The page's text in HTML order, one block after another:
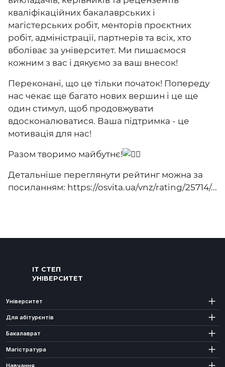
кваліфікаційних бакалаврських і
магістерських робіт, менторів проєктних
робіт, адміністрації, партнерів та всіх, хто
вболіває за університет. Ми пишаємося
кожним з вас і дякуємо за ваш внесок!
Переконані, що це тільки початок! Попереду
нас чекає ще багато нових вершин і це ще
один стимул, щоб продовжувати
вдосконалюватися. Ваша підтримка - це
мотивація для нас!
Разом творимо майбутнє!
Детальніше переглянути рейтинг можна за
посиланням: https://osvita.ua/vnz/rating/25714/...
ІТ СТЕП
УНІВЕРСИТЕТ
Університет
Для абітурєнтів
Бакалаврат
Магістратура
Навчання